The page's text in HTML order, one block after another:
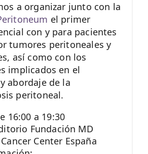
a organizar junto con la
el primer
con y para pacientes
tumores peritoneales y
así como con los
implicados en el
abordaje de la
peritoneal.
16:00 a 19:30
Fundación MD
Center España